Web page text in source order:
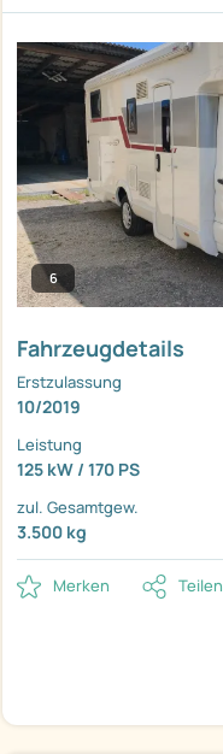
6
Fahrzeugdetails
Erstzulassung
10/2019
Leistung
125 kW / 170 PS
zul. Gesamtgew.
3.500 kg
Merken Teilen